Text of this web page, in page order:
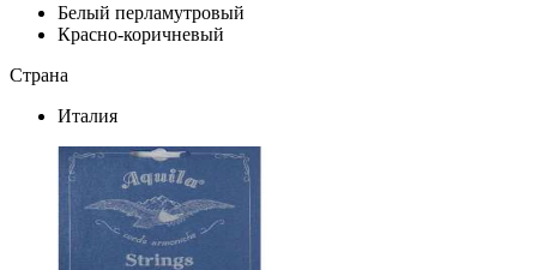
Белый перламутровый
Красно-коричневый
Страна
Италия